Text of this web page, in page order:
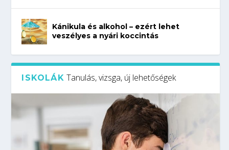
Kánikula és alkohol – ezért lehet
veszélyes a nyári koccintás
ISKOLÁK Tanulás, vizsga, új lehetőségek